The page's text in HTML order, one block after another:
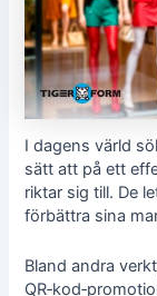
I dagens värld
sätt att på ett
riktar sig till. De
förbättra sina
Bland andra